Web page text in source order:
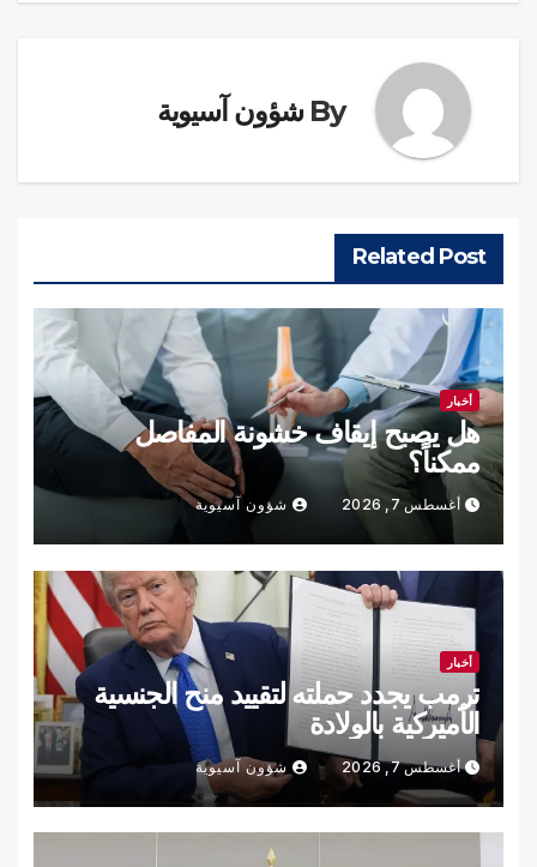
By شؤون آسيوية
Related Post
أخبار
هل يصبح إيقاف خشونة المفاصل
ممكناً؟
أغسطس 7, 2026 شؤون آسيوية
أخبار
ترمب يجدد حملته لتقييد منح الجنسية
الأميركية بالولادة
أغسطس 7, 2026 شؤون آسيوية